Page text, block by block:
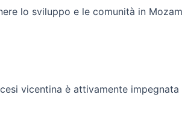
lo sviluppo e le comunità in
vicentina è attivamente impegnata